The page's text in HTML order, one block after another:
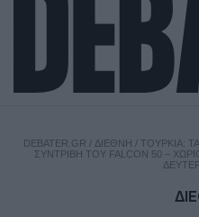
DEBATER.GR / ΔΙΕΘΝΗ / ΤΟΥΡΚΊΑ:
ΣΥΝΤΡΙΒΉ ΤΟΥ FALCON 50 –